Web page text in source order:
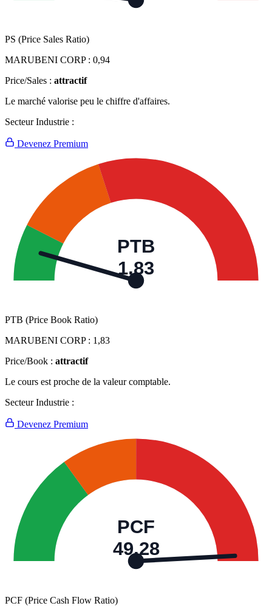
PS (Price Sales Ratio)
MARUBENI CORP : 0,94
Price/Sales : attractif
Le marché valorise peu le chiffre d'affaires.
Secteur Industrie :
Devenez Premium
PTB
1,83
PTB (Price Book Ratio)
MARUBENI CORP : 1,83
Price/Book : attractif
Le cours est proche de la valeur comptable.
Secteur Industrie :
Devenez Premium
PCF
49,28
PCF (Price Cash Flow Ratio)